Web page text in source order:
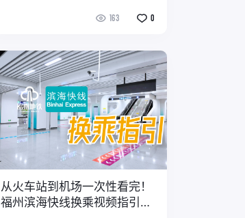
163 0
从火车站到机场一次性看完！
福州滨海快线换乘视频指引请